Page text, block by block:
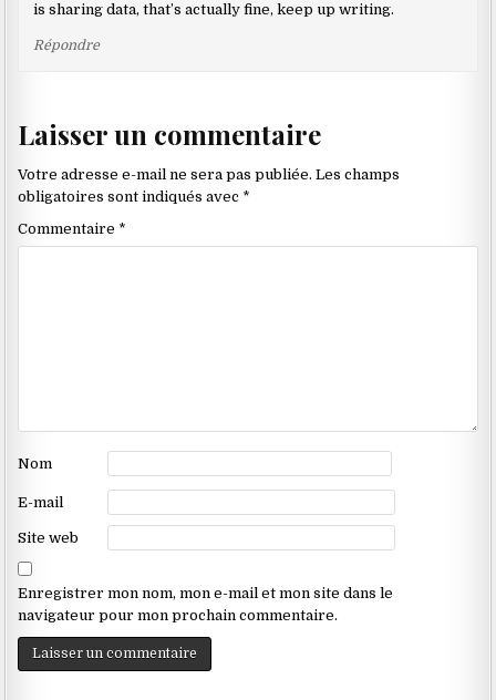
is sharing data, that’s actually fine, keep up writing.
Répondre
Laisser un commentaire
Votre adresse e-mail ne sera pas publiée. Les champs
obligatoires sont indiqués avec *
Commentaire *
Nom
E-mail
Site web
Enregistrer mon nom, mon e-mail et mon site dans le
navigateur pour mon prochain commentaire.